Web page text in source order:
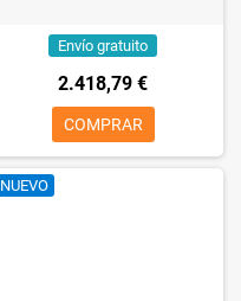
Envío gratuito
2.418,79 €
COMPRAR
NUEVO